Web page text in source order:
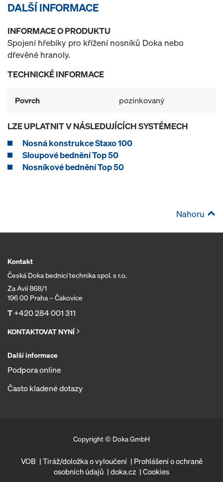
DALŠÍ INFORMACE
INFORMACE O PRODUKTU
Spojení hřebíky pro křížení nosníků Doka nebo
dřevěné hranoly.
TECHNICKÉ INFORMACE
Povrch pozinkovaný
LZE UPLATNIT V NÁSLEDUJÍCÍCH SYSTÉMECH
Nosná konstrukce Staxo 100
Sloupové bednění Top 50
Nosníkové bednění Top 50
Nahoru
Kontakt
Česká Doka bednicí technika spol. s r.o.
Za Avií 868/1
196 00 Praha – Čakovice
T+420 284 001 311
KONTAKTOVAT NYNÍ
Další informace
Podpora online
Často kladené dotazy
Copyright © Doka GmbH
VOB Tiráž/doložka o vyloučení
Prohlášení o ochraně
osobních údajů
doka.cz Cookies